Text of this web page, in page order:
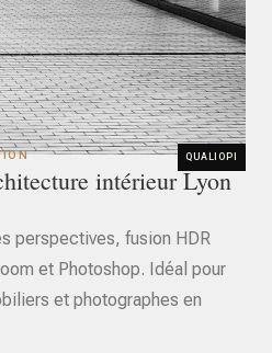
QUALIOPI
intérieur Lyon
perspectives, fusion HDR
et Photoshop. Idéal pour
et photographes en